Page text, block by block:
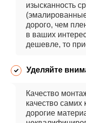
изысканность
дорого, чем
в ваших
дешевле, то
Уделяйте
Качество
качество
дорогие